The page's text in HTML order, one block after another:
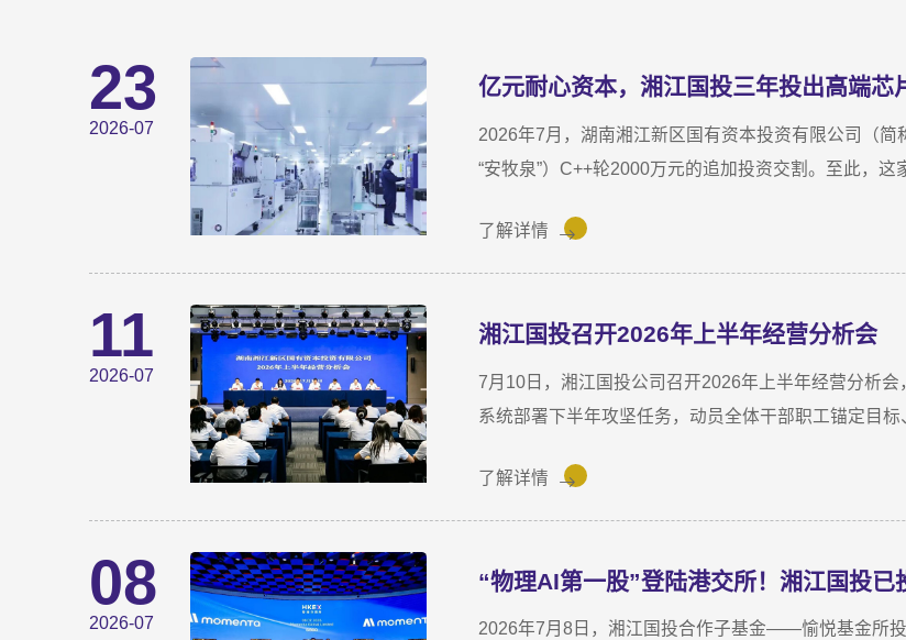
23
2026-07
亿元耐心资本，湘江国投三年投出高端芯
2026年7月，湖南湘江新区国有资本投资有限公司（
“安牧泉”）C++轮2000万元的追加投资交割。至此，
新起点。三年前，湘江国投投资经理王茂第一次走进
非常小，设备排列极度紧凑，办公空间十分局促，王
了解详情
11
2026-07
湘江国投召开2026年上半年经营分析会
7月10日，湘江国投公司召开2026年上半年经营分析
系统部署下半年攻坚任务，动员全体干部职工锚定目
议。会上，各业务子公司及部分职能部门依次汇报了
结合分管领域，交流工作思路与落实举措，进一步统
82.8%。股权投资标的持续向好，金融资产浮盈实现
强。基金业务进退有序，投退良性循环格局初步形成
了解详情
08
2026-07
“物理AI第一股”登陆港交所！湘江国投
2026年7月8日，湘江国投合作子基金——愉悦基金所